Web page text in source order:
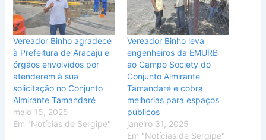
Vereador Binho agradece
à Prefeitura de Aracaju e
órgãos envolvidos por
atenderem à sua
solicitação no Conjunto
Almirante Tamandaré
maio 15, 2025
Em "Notícias de Sergipe"
Vereador Binho leva
engenheiros da EMURB
ao Campo Society do
Conjunto Almirante
Tamandaré e cobra
melhorias para espaços
públicos
janeiro 31, 2025
Em "Notícias de Sergipe"